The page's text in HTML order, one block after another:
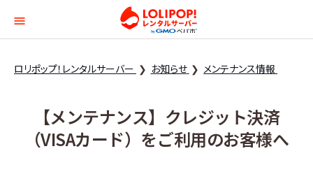
ロリポップ！レンタル
ロリポップ！レンタルサーバー お知らせ メンテナンス情報
【メンテナンス】クレジット決済
（VISAカード）をご利用のお客様へ